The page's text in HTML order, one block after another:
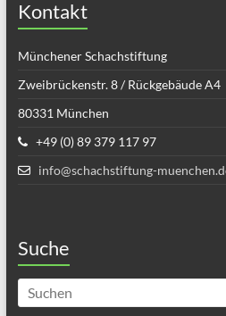
Kontakt
Münchener Schachstiftung
Zweibrückenstr. 8 / Rückgebäude A4
80331 München
+49 (0) 89 379 117 97
info@schachstiftung-
Suche